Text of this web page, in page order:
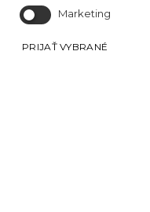
Marketing
PRIJAŤ VYBRANÉ